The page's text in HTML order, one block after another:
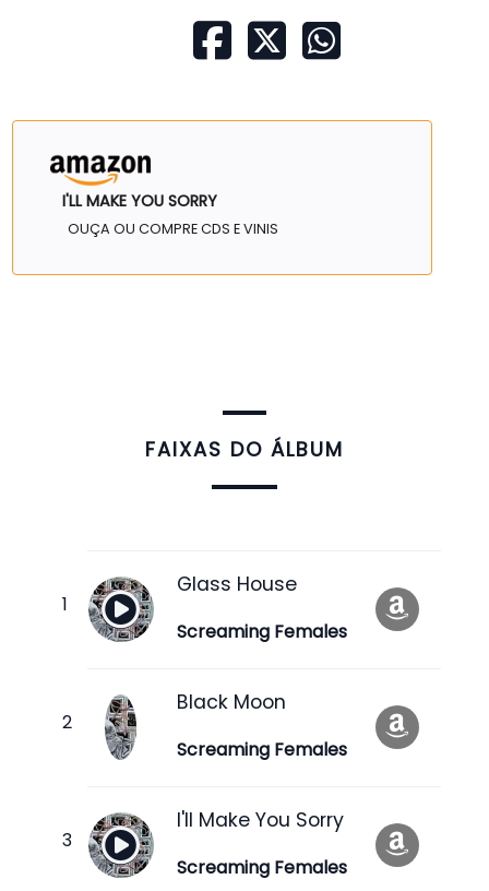
I'LL MAKE YOU SORRY
OUÇA OU COMPRE CDS E VINIS
FAIXAS DO ÁLBUM
Glass House
Screaming Females
Black Moon
Screaming Females
I'll Make You Sorry
Screaming Females